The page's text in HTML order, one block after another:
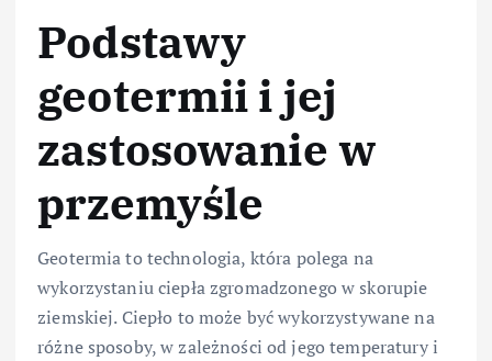
Podstawy
geotermii i jej
zastosowanie w
przemyśle
Geotermia to technologia, która polega na
wykorzystaniu ciepła zgromadzonego w skorupie
ziemskiej. Ciepło to może być wykorzystywane na
różne sposoby, w zależności od jego temperatury i